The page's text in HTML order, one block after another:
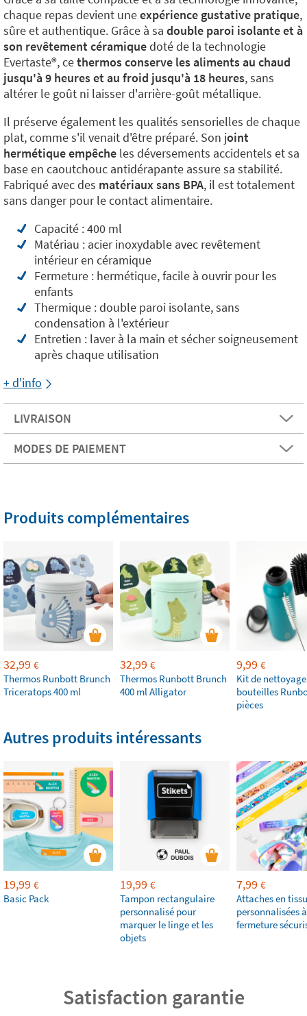
chaque repas devient uneexpérience gustative pratique,
sûre et authentique. Grâce à sa double paroi isolante et à
son revêtement céramiquedoté de la technologie
Evertaste®️, cethermos conserve les aliments au chaud
jusqu'à 9 heures et au froid jusqu'à 18 heures, sans
altérer le goût ni laisser d'arrière-goût métallique.
Il préserve également les qualités sensorielles de chaque
plat, comme s'il venait d'être préparé. Son joint
hermétique empêche les déversements accidentels et sa
base en caoutchouc antidérapante assure sa stabilité.
Fabriqué avec des matériaux sans BPA, il est totalement
sans danger pour le contact alimentaire.
Capacité : 400 ml
Matériau : acier inoxydable avec revêtement
intérieur en céramique
Fermeture : hermétique, facile à ouvrir pour les
enfants
Thermique : double paroi isolante, sans
condensation à l'extérieur
Entretien : laver à la main et sécher soigneusement
après chaque utilisation
+ d'info
LIVRAISON
MODES DE PAIEMENT
Produits complémentaires
32,99 €
Thermos Runbott Brunch
Triceratops 400 ml
32,99 €
Thermos Runbott Brunch
400 ml Alligator
9,99 €
Kit de
bouteilles
pièces
Autres produits intéressants
19,99 €
Basic Pack
19,99 €
Tampon rectangulaire
personnalisé pour
marquer le linge et les
objets
7,99 €
Attaches en tissu
personnalisées à
fermeture
Satisfaction garantie